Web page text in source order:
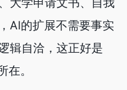
AI的扩展不需要事实
辑自洽，这正好是
。